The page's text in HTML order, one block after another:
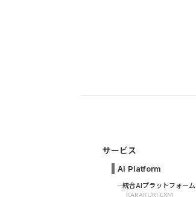
サービス
AI Platform
統合AIプラットフォーム
KARAKURI CXM